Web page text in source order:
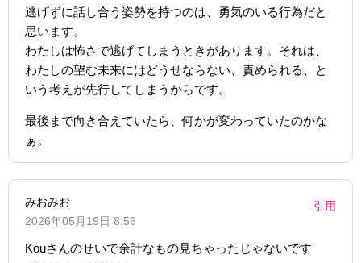
逃げずに話し合う姿勢を持つのは、勇気のいる行為だと
思います。
わたしは怖さで逃げてしまうときがあります。それは、
わたしの望む未来にはどうせならない、責められる、と
いう考えが先行してしまうからです。
最後まで向き合えていたら、何かが変わっていたのかな
ぁ。
みおみお
2026年05月19日 8:56
引用
Kouさんのせいで余計なもの見ちゃったじゃないです